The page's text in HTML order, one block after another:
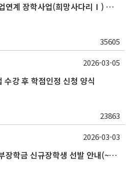
2026-1학기 중소기업 취업연계 장학사업(희망사다리Ⅰ) 신규 장학생 선발 안내(~3/20 18:00)
35605
강 후 학점인정 신청 양식
23863
2026-03-05
2026-1학기 푸른등대 기부장학금 신규장학생 선발 안내(~3/12 18:00)
2026-03-03